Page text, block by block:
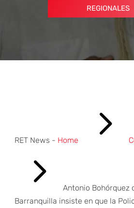
RET News - Home 5
5
Antonio Bohórquez
Barranquilla insiste en que la
REGIONALES